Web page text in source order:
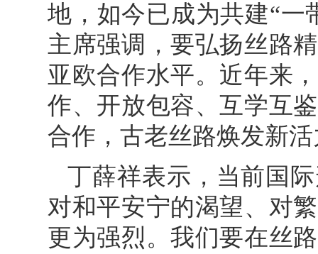
地，如今已成为共建“一
主席强调，要弘扬丝路
亚欧合作水平。近年来
作、开放包容、互学互
合作，古老丝路焕发新
丁薛祥表示，当前国
对和平安宁的渴望、对
更为强烈。我们要在丝